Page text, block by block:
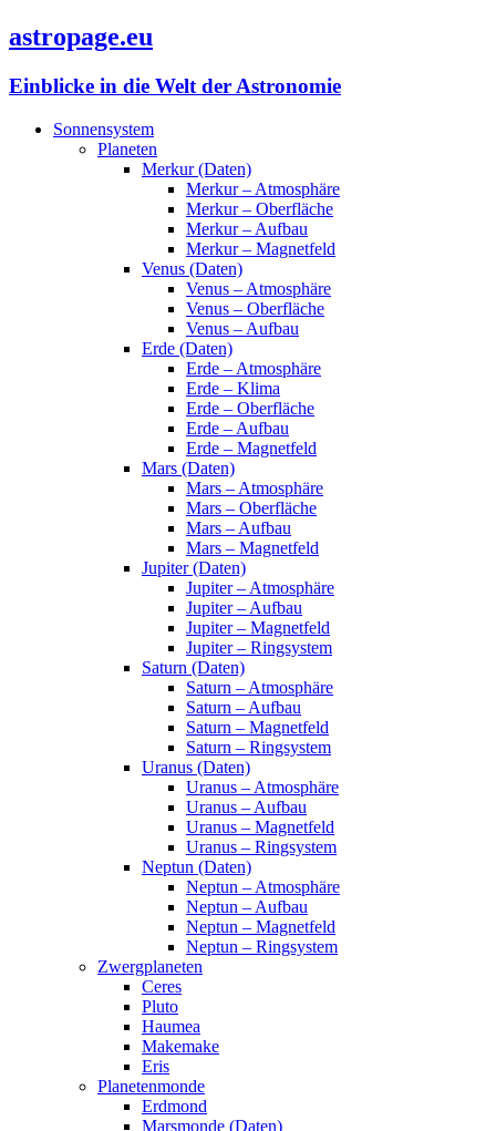
astropage.eu
Einblicke in die Welt der Astronomie
Sonnensystem
Planeten
Merkur (Daten)
Merkur – Atmosphäre
Merkur – Oberfläche
Merkur – Aufbau
Merkur – Magnetfeld
Venus (Daten)
Venus – Atmosphäre
Venus – Oberfläche
Venus – Aufbau
Erde (Daten)
Erde – Atmosphäre
Erde – Klima
Erde – Oberfläche
Erde – Aufbau
Erde – Magnetfeld
Mars (Daten)
Mars – Atmosphäre
Mars – Oberfläche
Mars – Aufbau
Mars – Magnetfeld
Jupiter (Daten)
Jupiter – Atmosphäre
Jupiter – Aufbau
Jupiter – Magnetfeld
Jupiter – Ringsystem
Saturn (Daten)
Saturn – Atmosphäre
Saturn – Aufbau
Saturn – Magnetfeld
Saturn – Ringsystem
Uranus (Daten)
Uranus – Atmosphäre
Uranus – Aufbau
Uranus – Magnetfeld
Uranus – Ringsystem
Neptun (Daten)
Neptun – Atmosphäre
Neptun – Aufbau
Neptun – Magnetfeld
Neptun – Ringsystem
Zwergplaneten
Ceres
Pluto
Haumea
Makemake
Eris
Planetenmonde
Erdmond
Marsmonde (Daten)